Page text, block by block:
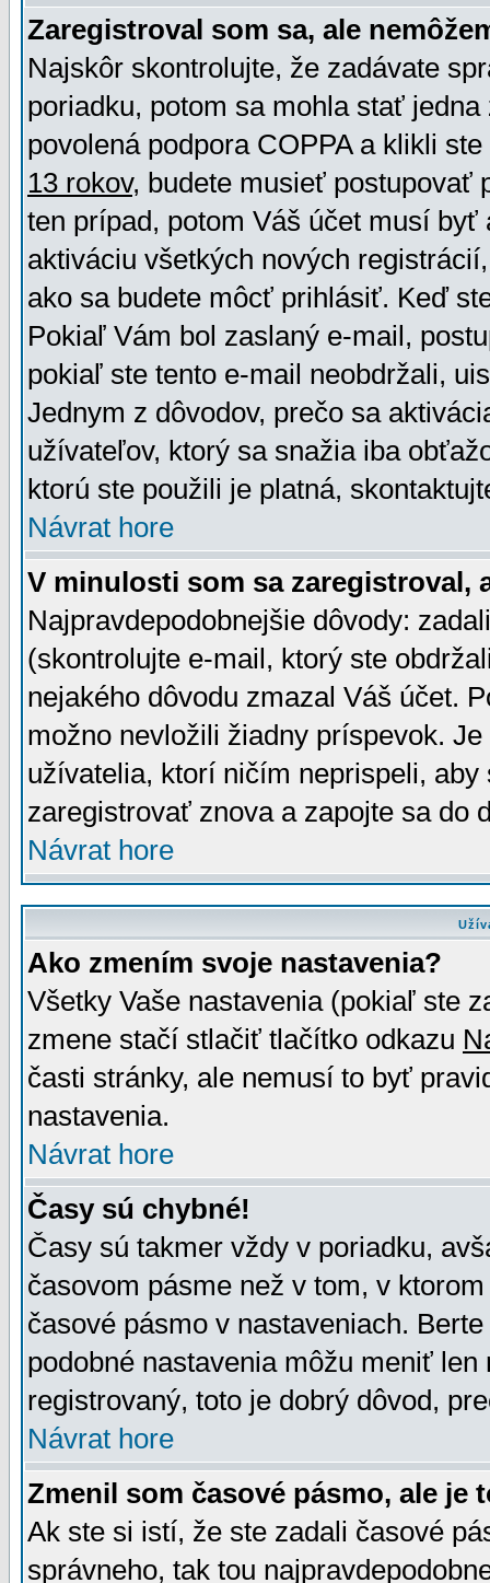
Zaregistroval som sa, ale
Najskôr skontrolujte, že zadávate
poriadku, potom sa mohla stať
povolená podpora COPPA a klikli
13 rokov, budete musieť postupovať
ten prípad, potom Váš účet musí
aktiváciu všetkých nových
ako sa budete môcť prihlásiť. Keď
Pokiaľ Vám bol zaslaný e-mail,
pokiaľ ste tento e-mail neobdržali,
Jednym z dôvodov, prečo sa
užívateľov, ktorý sa snažia iba
ktorú ste použili je platná,
Návrat hore
V minulosti som sa zaregistroval,
Najpravdepodobnejšie dôvody:
(skontrolujte e-mail, ktorý ste
nejakého dôvodu zmazal Váš účet.
možno nevložili žiadny príspevok.
užívatelia, ktorí ničím neprispeli,
zaregistrovať znova a zapojte sa do
Návrat hore
Ako zmením svoje nastavenia?
Všetky Vaše nastavenia (pokiaľ ste
zmene stačí stlačiť tlačítko odkazu
časti stránky, ale nemusí to byť
nastavenia.
Návrat hore
Časy sú chybné!
Časy sú takmer vždy v poriadku,
časovom pásme než v tom, v
časové pásmo v nastaveniach.
podobné nastavenia môžu meniť
registrovaný, toto je dobrý dôvod,
Návrat hore
Zmenil som časové pásmo, ale je
Ak ste si istí, že ste zadali časové
správneho, tak tou